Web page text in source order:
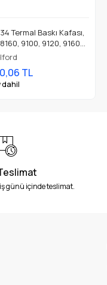
Termal Baskı Kafası,
9100, 9120, 9160
İçin Uygundur.
TL
dahil
günü içinde teslimat.